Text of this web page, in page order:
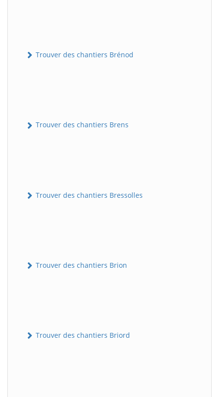
Trouver des chantiers Brénod
Trouver des chantiers Brens
Trouver des chantiers Bressolles
Trouver des chantiers Brion
Trouver des chantiers Briord